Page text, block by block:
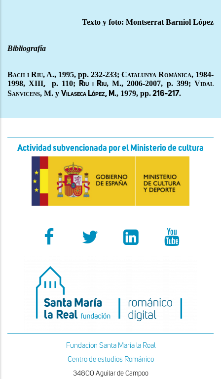
Texto y foto: Montserrat Barniol López
Bibliografía
Bach i Riu, A., 1995, pp. 232-233; Catalunya Romànica, 1984-
1998,XIII, p. 110; Riu i Riu, M., 2006-2007, p. 399; Vidal
Sanvicens, M. y Vilaseca López, M., 1979, pp.216-217.
Actividad subvencionada por el Ministerio de cultura
Fundacion Santa Maria la Real
Centro de estudios Románico
34800 Aguilar de Campoo